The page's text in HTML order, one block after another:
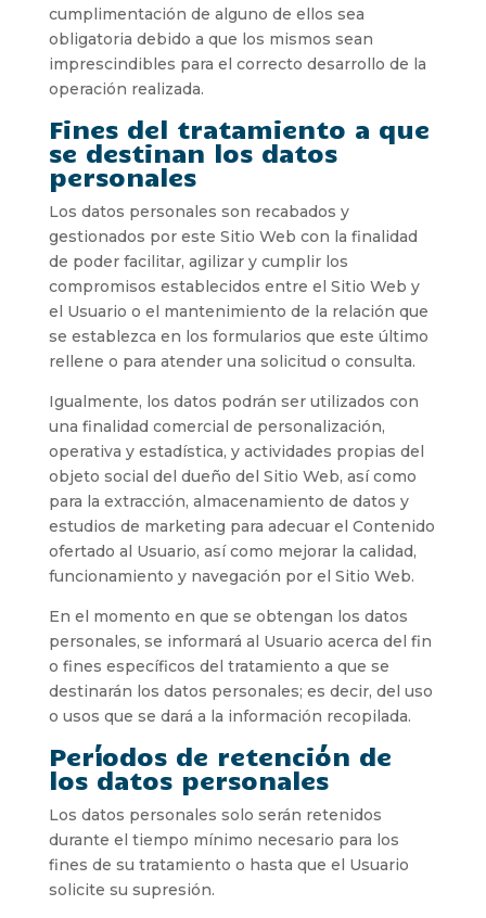
cumplimentación de alguno de ellos sea
obligatoria debido a que los mismos sean
imprescindibles para el correcto desarrollo de la
operación realizada.
Fines del tratamiento a que
se destinan los datos
personales
Los datos personales son recabados y
gestionados por este Sitio Web con la finalidad
de poder facilitar, agilizar y cumplir los
compromisos establecidos entre el Sitio Web y
el Usuario o el mantenimiento de la relación que
se establezca en los formularios que este último
rellene o para atender una solicitud o consulta.
Igualmente, los datos podrán ser utilizados con
una finalidad comercial de personalización,
operativa y estadística, y actividades propias del
objeto social del dueño del Sitio Web, así como
para la extracción, almacenamiento de datos y
estudios de marketing para adecuar el Contenido
ofertado al Usuario, así como mejorar la calidad,
funcionamiento y navegación por el Sitio Web.
En el momento en que se obtengan los datos
personales, se informará al Usuario acerca del fin
o fines específicos del tratamiento a que se
destinarán los datos personales; es decir, del uso
o usos que se dará a la información recopilada.
Períodos de retención de
los datos personales
Los datos personales solo serán retenidos
durante el tiempo mínimo necesario para los
fines de su tratamiento o hasta que el Usuario
solicite su supresión.